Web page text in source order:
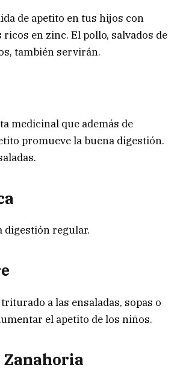
de apetito en tus hijos con
en zinc. El pollo, salvados de
también servirán.
medicinal que además de
promueve la buena digestión.
digestión regular.
a las ensaladas, sopas o
el apetito de los niños.
Zanahoria